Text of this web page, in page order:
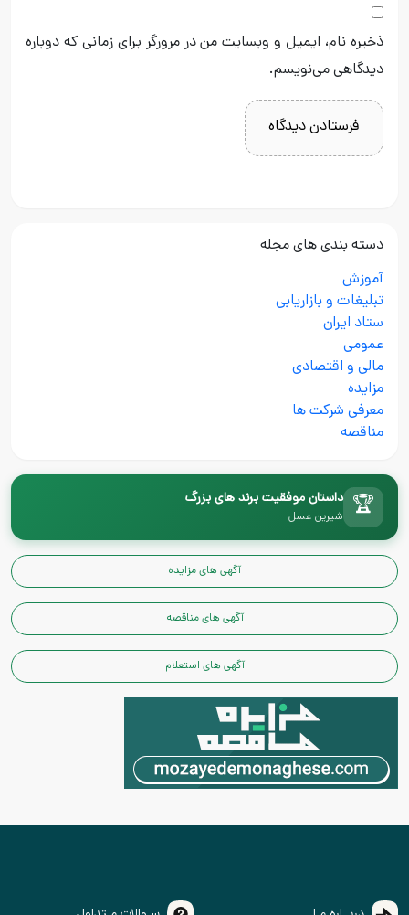
ذخیره نام، ایمیل و وبسایت من در مرورگر برای زمانی که دوباره
دیدگاهی می‌نویسم.
دسته بندی های مجله
آموزش
تبلیغات و بازاریابی
ستاد ایران
عمومی
مالی و اقتصادی
مزایده
معرفی شرکت ها
مناقصه
🏆 داستان موفقیت برند های بزرگ
شیرین عسل
آگهی های مزایده
آگهی های مناقصه
آگهی های استعلام